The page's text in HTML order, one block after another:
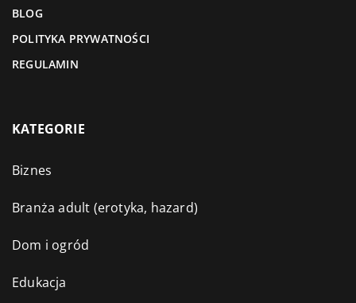
BLOG
POLITYKA PRYWATNOŚCI
REGULAMIN
KATEGORIE
Biznes
Branża adult (erotyka, hazard)
Dom i ogród
Edukacja